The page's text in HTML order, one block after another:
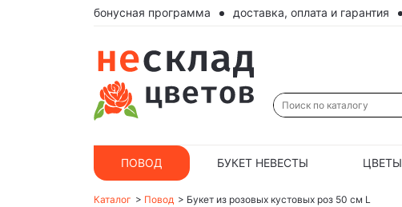
бонусная программа доставка, оплата и гарантия
ПОВОД БУКЕТ НЕВЕСТЫ ЦВЕТЫ
Каталог > Повод > Букет из розовых кустовых роз 50 см L